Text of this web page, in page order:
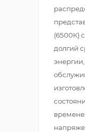
(6500К)
долгий